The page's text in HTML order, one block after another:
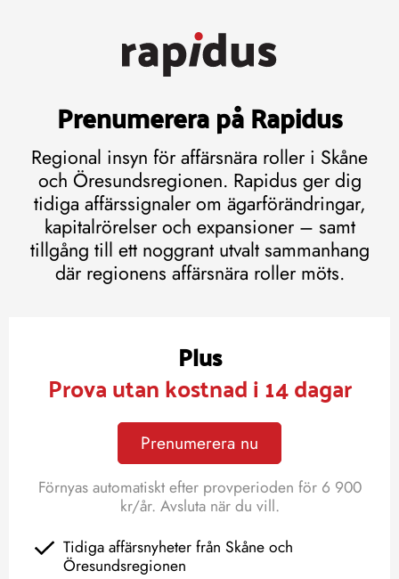
Prenumerera på Rapidus
Regional insyn för affärsnära roller i Skåne
och Öresundsregionen. Rapidus ger dig
tidiga affärssignaler om ägarförändringar,
kapitalrörelser och expansioner – samt
tillgång till ett noggrant utvalt sammanhang
där regionens affärsnära roller möts.
Plus
Prova utan kostnad i 14 dagar
Prenumerera nu
Förnyas automatiskt efter provperioden för 6 900
kr/år. Avsluta när du vill.
Tidiga affärsnyheter från Skåne och
Öresundsregionen